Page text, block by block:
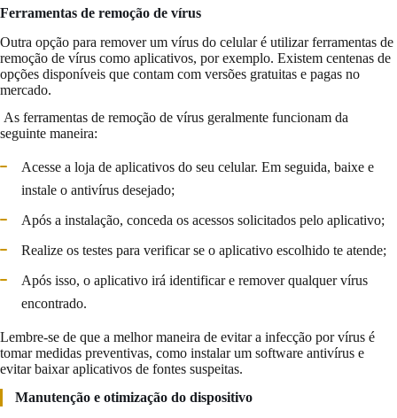
Ferramentas de remoção de vírus
Outra opção para remover um vírus do celular é utilizar ferramentas de
remoção de vírus como aplicativos, por exemplo. Existem centenas de
opções disponíveis que contam com versões gratuitas e pagas no
mercado.
As ferramentas de remoção de vírus geralmente funcionam da
seguinte maneira:
Acesse a loja de aplicativos do seu celular. Em seguida, baixe e
instale o antivírus desejado;
Após a instalação, conceda os acessos solicitados pelo aplicativo;
Realize os testes para verificar se o aplicativo escolhido te atende;
Após isso, o aplicativo irá identificar e remover qualquer vírus
encontrado.
Lembre-se de que a melhor maneira de evitar a infecção por vírus é
tomar medidas preventivas, como instalar um software antivírus e
evitar baixar aplicativos de fontes suspeitas.
Manutenção e otimização do dispositivo